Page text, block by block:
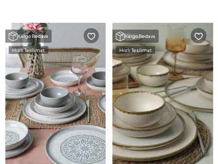
Kargo Bedava
Hızlı Teslimat
Kargo Bedava
Hızlı Teslimat